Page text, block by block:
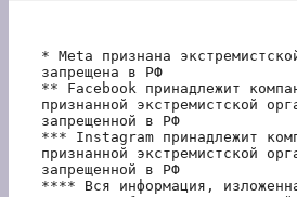
* Meta признана
запрещена в РФ
** Facebook принадлежит
признанной экстремистской
запрещенной в РФ
*** Instagram принадлежит
признанной экстремистской
запрещенной в РФ
**** Вся информация,